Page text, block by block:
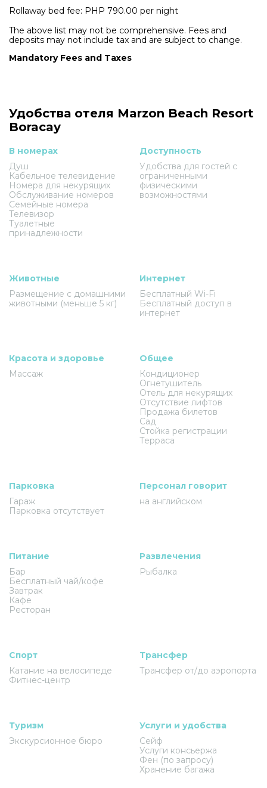
Rollaway bed fee: PHP 790.00 per night
The above list may not be comprehensive. Fees and
deposits may not include tax and are subject to change.
Mandatory Fees and Taxes
Удобства отеля Marzon Beach Resort
Boracay
В номерах
Душ
Кабельное телевидение
Номера для некурящих
Обслуживание номеров
Семейные номера
Телевизор
Туалетные
принадлежности
Доступность
Удобства для гостей с
ограниченными
физическими
возможностями
Животные
Размещение с домашними
животными (меньше 5 кг)
Интернет
Бесплатный Wi-Fi
Бесплатный доступ в
интернет
Красота и здоровье
Массаж
Общее
Кондиционер
Огнетушитель
Отель для некурящих
Отсутствие лифтов
Продажа билетов
Сад
Стойка регистрации
Терраса
Парковка
Гараж
Парковка отсутствует
Персонал говорит
на английском
Питание
Бар
Бесплатный чай/кофе
Завтрак
Кафе
Ресторан
Развлечения
Рыбалка
Спорт
Катание на велосипеде
Фитнес-центр
Трансфер
Трансфер от/до аэропорта
Туризм
Экскурсионное бюро
Услуги и удобства
Сейф
Услуги консьержа
Фен (по запросу)
Хранение багажа